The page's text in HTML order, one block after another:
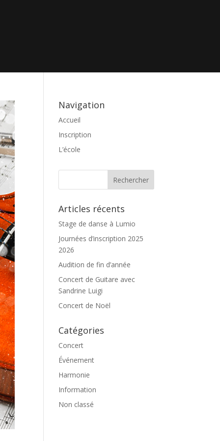
Navigation
Accueil
Inscription
L’école
Articles récents
Stage de danse à Lumio
Journées d’inscription 2025
2026
Audition de fin d’année
Concert de Guitare avec
Sandrine Luigi
Concert de Noël
Catégories
Concert
Événement
Harmonie
Information
Non classé